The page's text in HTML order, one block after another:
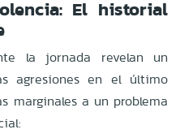
El historial
la jornada revelan un
agresiones en el último
marginales a un problema